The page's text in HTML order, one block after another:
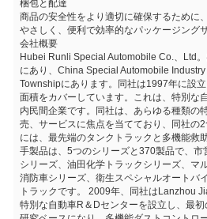
梱包と配達
商品の安全性をより適切に確保するために
やさしく、便利で効率的なパッケージング
会社概要
Hubei Runli Special Automobile Co.、Ltd
にあり、China Special Automobile
Townshipにあります。同社は1997年に設
面積をカバーしています。これは、特別な
内民間企業です。同社は、あらゆる種類の
売、サービスに焦点を当てており、同社の
には、最先端のタンクトラックと多機能救
手製品は、5つのシリーズと370製品で、市
シリーズ、油田化学トラックシリーズ、マ
消防車シリーズ、衛生スペシャルオートバ
トラックです。 2009年、同社はLanzhou
特別な自動車R＆Dセンターを設立し、最初